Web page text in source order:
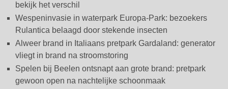
bekijk het verschil
Wespeninvasie in waterpark Europa-Park: bezoekers
Rulantica belaagd door stekende insecten
Alweer brand in Italiaans pretpark Gardaland: generator
vliegt in brand na stroomstoring
Spelen bij Beelen ontsnapt aan grote brand: pretpark
gewoon open na nachtelijke schoonmaak